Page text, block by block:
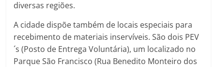
diversas regiões.
A cidade dispõe também de locais especiais para
recebimento de materiais inservíveis. São dois PEV
´s (Posto de Entrega Voluntária), um localizado no
Parque São Francisco (Rua Benedito Monteiro dos